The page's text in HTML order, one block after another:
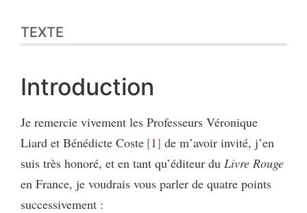
TEXTE
Introduction
Je remercie vivement les Professeurs Véronique
Liard et Bénédicte Coste 1 de m’avoir invité, j’en
suis très honoré, et en tant qu’éditeur du Livre Rouge
en France, je voudrais vous parler de quatre points
successivement :